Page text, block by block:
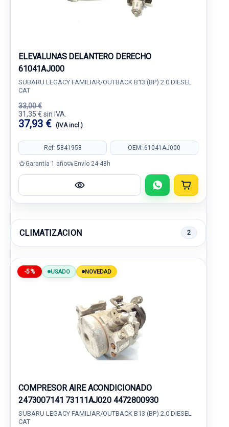
ELEVALUNAS DELANTERO DERECHO
61041AJ000
SUBARU LEGACY FAMILIAR/OUTBACK B13 (BP) 2.0 DIESEL
CAT
33,00 €
31,35 € sin IVA.
37,93 € (IVA incl.)
Ref: 5841958 OEM: 61041AJ000
Garantía 1 año Envío 24-48h
CLIMATIZACION 2
-5% USADO NOVEDAD
COMPRESOR AIRE ACONDICIONADO
2473007141 73111AJ020 4472800930
SUBARU LEGACY FAMILIAR/OUTBACK B13 (BP) 2.0 DIESEL
CAT